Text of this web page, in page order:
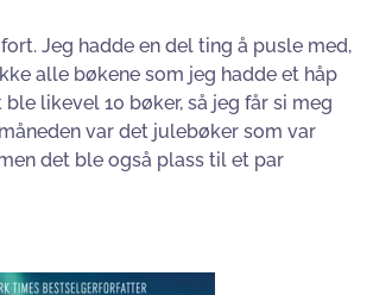
Jeg hadde en del ting å pusle med,
alle bøkene som jeg hadde et håp
ble likevel 10 bøker, så jeg får si meg
var det julebøker som var
det ble også plass til et par